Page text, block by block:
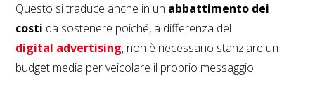
Questo si traduce anche in un abbattimento dei
costi da sostenere poiché, a differenza del
digital advertising, non è necessario stanziare un
budget media per veicolare il proprio messaggio.